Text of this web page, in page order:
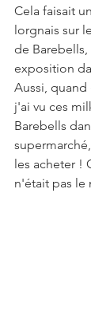
Cela faisait
lorgnais sur
de Barebells,
exposition
Aussi, quand
j'ai vu ces
Barebells
les acheter !
n'était pas le